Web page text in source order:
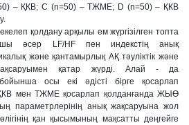
– ҚКВ; С (n=50) – ТЖМЕ; D (n=50) – ҚКВ
қолдану арқылы ем жүргізілген топта
əсер LF/HF пен индекстің анық
жəне қантамырлық АҚ тəуліктік жəне
жақсаруымен қатар жүрді. Алай - да
бойынша осы екі əдісті бірге қосарлап
мен ТЖМЕ қосарлап қолданғанда ЖЫӨ
параметрлерінің анық жақсаруына жол
қан қысымының мақсатты деңгейге